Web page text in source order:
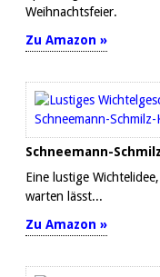
Weihnachtsfeier.
Zu Amazon »
Schneemann-
Eine lustige
warten lässt...
Zu Amazon »